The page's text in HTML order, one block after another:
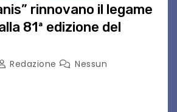
rinnovano il legame
81ª edizione del
Redazione
Nessun